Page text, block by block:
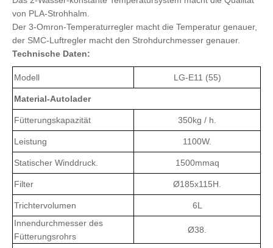
von PLA-Strohhalm.
Der 3-Omron-Temperaturregler macht die Temperatur genauer,
der SMC-Luftregler macht den Strohdurchmesser genauer.
Technische Daten:
Modell LG-E11 (55)
Material-Autolader
Fütterungskapazität 350kg / h.
Leistung 1100W.
Statischer Winddruck. 1500mmaq
Filter Ø185x115H.
Trichtervolumen
6L
Innendurchmesser des
Fütterungsrohrs
Ø38.